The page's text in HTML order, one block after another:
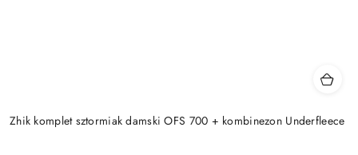
Zhik komplet sztormiak damski OFS 700 + kombinezon Underfleece